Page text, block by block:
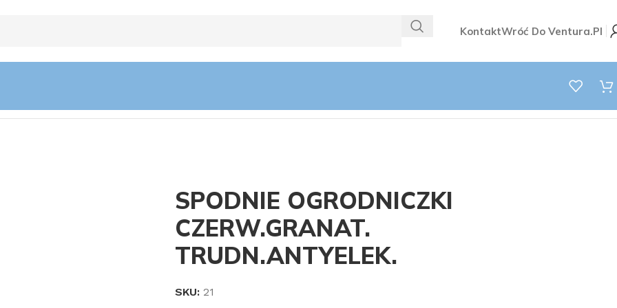
KontaktWróć Do Ventura.pl
SPODNIE OGRODNICZKI
CZERW.GRANAT.
TRUDN.ANTYELEK.
SKU: 21